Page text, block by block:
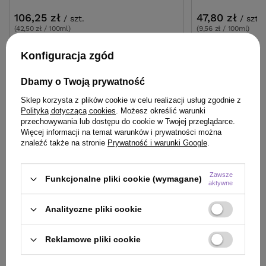
106,25 zł / szt.
(42,50 zł / 100ml)
Najniższa cena produktu w okresie 30 dni przed
Cena katalogowa:
125,00 zł -15%
Do koszyka
47,80 zł / szt.
(9,56 zł / 100ml)
ZOBACZ RÓWNIEŻ
Konfiguracja zgód
Dbamy o Twoją prywatność
Sklep korzysta z plików cookie w celu realizacji usług zgodnie z
Polityką dotyczącą cookies. Możesz określić warunki
przechowywania lub dostępu do cookie w Twojej przeglądarce.
Więcej informacji na temat warunków i prywatności można
znaleźć także na stronie Prywatność i warunki Google.
Funkcjonalne pliki cookie (wymagane)
Zawsze
aktywne
Analityczne pliki cookie
Reklamowe pliki cookie